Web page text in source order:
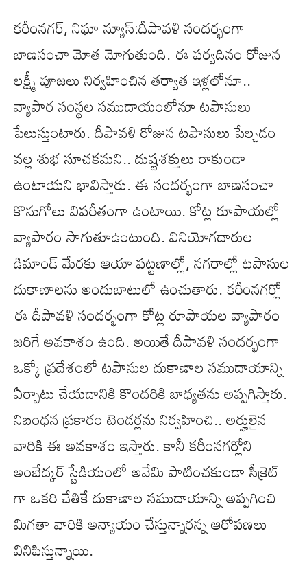
కరీంనగర్, నిఘా న్యూస్:దీపావళి సందర్భంగా
బాణసంచా మోత మోగుతుంది. ఈ పర్వదినం రోజున
లక్ష్మీ పూజలు నిర్వహించిన తర్వాత ఇళ్లలోనూ..
వ్యాపార సంస్థల సముదాయంలోనూ టపాసులు
పేలుస్తుంటారు. దీపావళి రోజున టపాసులు పేల్చడం
వల్ల శుభ సూచకమని.. దుష్టశక్తులు రాకుండా
ఉంటాయని భావిస్తారు. ఈ సందర్భంగా బాణసంచా
కొనుగోలు విపరీతంగా ఉంటాయి. కోట్ల రూపాయల్లో
వ్యాపారం సాగుతూఉంటుంది. వినియోగదారుల
డిమాండ్ మేరకు ఆయా పట్టణాల్లో, నగరాల్లో టపాసుల
దుకాణాలను అందుబాటులో ఉంచుతారు. కరీంనగర్లో
ఈ దీపావళి సందర్భంగా కోట్ల రూపాయల వ్యాపారం
జరిగే అవకాశం ఉంది. అయితే దీపావళి సందర్భంగా
ఒక్కో ప్రదేశంలో టపాసుల దుకాణాల సముదాయాన్ని
ఏర్పాటు చేయడానికి కొందరికి బాధ్యతను అప్పగిస్తారు.
నిబంధన ప్రకారం టెండర్లను నిర్వహించి.. అర్హులైన
వారికి ఈ అవకాశం ఇస్తారు. కానీ కరీంనగర్లోని
అంబేద్కర్ స్టేడియంలో అవేమి పాటించకుండా సీక్రెట్
గా ఒకరి చేతికే దుకాణాల సముదాయాన్ని అప్పగించి
మిగతా వారికి అన్యాయం చేస్తున్నారన్న ఆరోపణలు
వినిపిస్తున్నాయి.